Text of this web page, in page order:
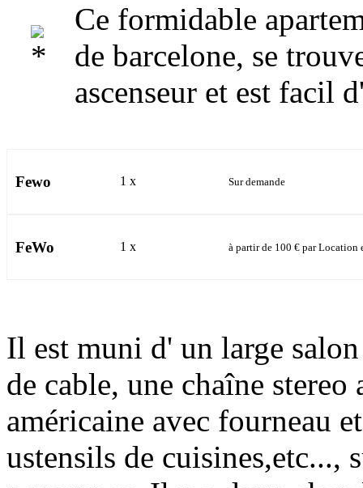
Ce formidable
de barcelone, se
ascenseur et est facil
Fewo 1 x Sur demande
FeWo 1 x à partir de 100 € par Location
Il est muni d' un large
de cable, une chaîne
américaine avec fourneau
ustensils de cuisines,etc...,